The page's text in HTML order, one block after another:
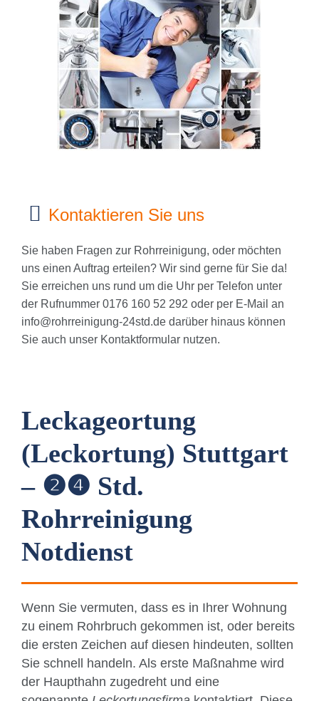
Kontaktieren Sie uns
Sie haben Fragen zur Rohrreinigung, oder möchten
uns einen Auftrag erteilen? Wir sind gerne für Sie da!
Sie erreichen uns rund um die Uhr per Telefon unter
der Rufnummer 0176 160 52 292 oder per E-Mail an
info@rohrreinigung-24std.de darüber hinaus können
Sie auch unser Kontaktformular nutzen.
Leckageortung
(Leckortung) Stuttgart
– ❷❹ Std.
Rohrreinigung
Notdienst
Wenn Sie vermuten, dass es in Ihrer Wohnung
zu einem Rohrbruch gekommen ist, oder bereits
die ersten Zeichen auf diesen hindeuten, sollten
Sie schnell handeln. Als erste Maßnahme wird
der Haupthahn zugedreht und eine